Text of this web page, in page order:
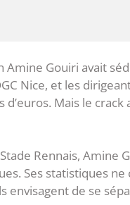
Amine Gouiri avait
Nice, et les
Mais le
Rennais, Amine
Ses statistiques
envisagent de se